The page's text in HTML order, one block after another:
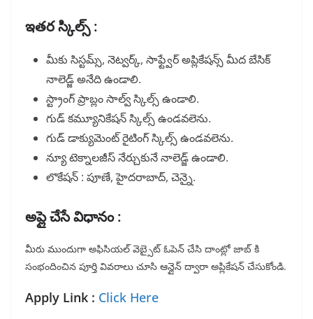
ఇతర స్కిల్స్ :
మీకు సిస్టమ్స్, నెట్వర్క్, సాఫ్ట్వేర్ అప్లికేషన్స్ మీద బేసిక్
నాలెడ్జ్ అనేది ఉండాలి.
స్ట్రాంగ్ ప్రాబ్లం సాల్వ్ స్కిల్స్ ఉండాలి.
గుడ్ కమ్యూనికేషన్ స్కిల్స్ ఉండవలెను.
గుడ్ డాక్యుమెంట్ రైటింగ్ స్కిల్స్ ఉండవలెను.
న్యూ టెక్నాలజీస్ నేర్చుకునే నాలెడ్జ్ ఉండాలి.
లొకేషన్ : పూణే, హైదరాబాద్, చెన్నై.
అప్లై చేసే విధానం :
మీరు ముందుగా అఫిసియల్ వెబ్సైట్ ఓపెన్ చేసి దాంట్లో జాబ్ కి
సంభందించిన పూర్తి వివరాలు చూసి ఆన్లైన్ ద్వారా అప్లికేషన్ చేసుకోండి.
Apply Link : Click Here